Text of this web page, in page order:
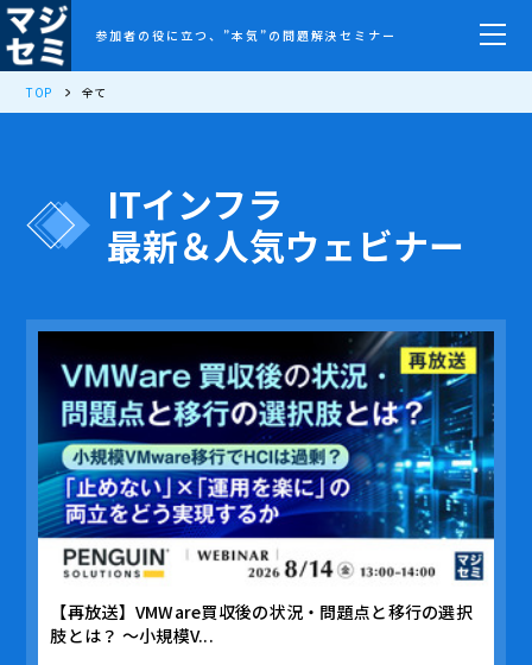
参加者の役に立つ、”本気”の問題解決セミナー
TOP 全て
ITインフラ
最新＆人気ウェビナー
【再放送】VMWare買収後の状況・問題点と移行の選択
肢とは？ ～小規模V...